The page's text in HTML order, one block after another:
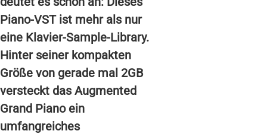
Piano-VST ist mehr als nur
eine Klavier-Sample-Library.
Hinter seiner kompakten
Größe von gerade mal 2GB
versteckt das Augmented
Grand Piano ein
umfangreiches